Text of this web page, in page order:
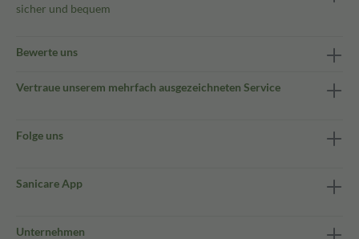
sicher und bequem
Bewerte uns
Vertraue unserem mehrfach ausgezeichneten Service
Folge uns
Sanicare App
Unternehmen